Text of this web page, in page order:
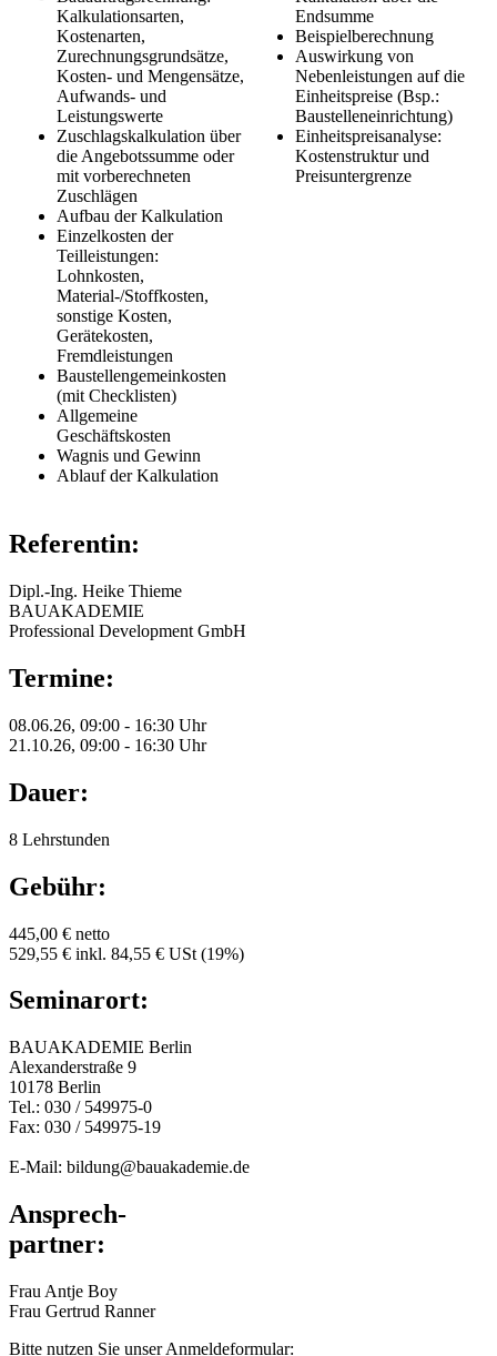
Kalkulationsarten,
Kostenarten,
Zurechnungsgrundsätze,
Kosten- und Mengensätze,
Aufwands- und
Leistungswerte
Zuschlagskalkulation über
die Angebotssumme oder
mit vorberechneten
Zuschlägen
Aufbau der Kalkulation
Einzelkosten der
Teilleistungen:
Lohnkosten,
Material-/Stoffkosten,
sonstige Kosten,
Gerätekosten,
Fremdleistungen
Baustellengemeinkosten
(mit Checklisten)
Allgemeine
Geschäftskosten
Wagnis und Gewinn
Ablauf der Kalkulation
Endsumme
Beispielberechnung
Auswirkung von
Nebenleistungen auf die
Einheitspreise (Bsp.:
Baustelleneinrichtung)
Einheitspreisanalyse:
Kostenstruktur und
Preisuntergrenze
Referentin:
Dipl.-Ing. Heike Thieme
BAUAKADEMIE
Professional Development GmbH
Termine:
08.06.26, 09:00 - 16:30 Uhr
21.10.26, 09:00 - 16:30 Uhr
Dauer:
8 Lehrstunden
Gebühr:
445,00 € netto
529,55 € inkl. 84,55 € USt (19%)
Seminarort:
BAUAKADEMIE Berlin
Alexanderstraße 9
10178 Berlin
Tel.: 030 / 549975-0
Fax: 030 / 549975-19
E-Mail: bildung@bauakademie.de
Ansprech-
partner:
Frau Antje Boy
Frau Gertrud Ranner
Bitte nutzen Sie unser Anmeldeformular: